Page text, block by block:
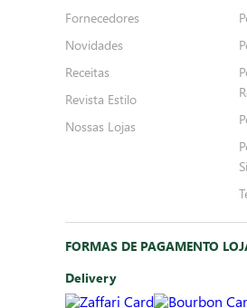
Fornecedores
Novidades
Receitas
Revista Estilo
Nossas Lojas
FORMAS DE PAGAMENTO
Delivery